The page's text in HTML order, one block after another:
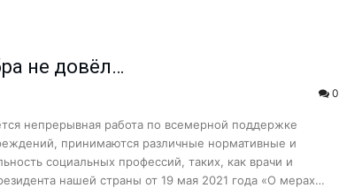
хокима и лид...
не довёл…
0
непрерывная работа по всемерной поддержке
принимаются различные нормативные и
социальных профессий, таких, как врачи и
нашей страны от 19 мая 2021 года «О мерах…